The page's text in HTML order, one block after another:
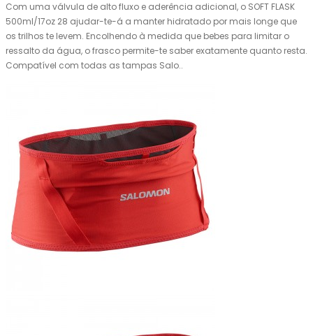
Com uma válvula de alto fluxo e aderência adicional, o SOFT FLASK
500ml/17oz 28 ajudar-te-á a manter hidratado por mais longe que
os trilhos te levem. Encolhendo à medida que bebes para limitar o
ressalto da água, o frasco permite-te saber exatamente quanto resta.
Compatível com todas as tampas Salo..